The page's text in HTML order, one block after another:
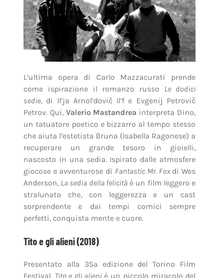
L’ultima opera di Carlo Mazzacurati prende
come ispirazione il romanzo russo Le dodici
sedie, di Il’ja Arnol’dovič Il’f e Evgenij Petrovič
Petrov. Qui, Valerio Mastandrea interpreta Dino,
un tatuatore poetico e bizzarro al tempo stesso
che aiuta l’estetista Bruna (Isabella Ragonese) a
recuperare un grande tesoro in gioielli,
nascosto in una sedia. Ispirato dalle atmosfere
giocose e avventurose di Fantastic Mr. Foxdi Wes
Anderson, La sedia della felicitàè un film leggero e
stralunato che, con leggerezza e un cast
sorprendente e dai tempi comici sempre
perfetti, conquista mente e cuore.
Tito e gli alieni (2018)
Presentato alla 35ª edizione del Torino Film
Festival, Tito e gli alieniè un piccolo miracolo del